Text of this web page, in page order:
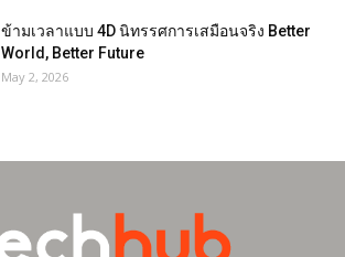
ข้ามเวลาแบบ 4D นิทรรศการเสมือนจริง Better
World, Better Future
May 2, 2026